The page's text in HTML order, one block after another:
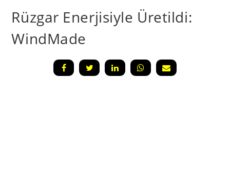
Rüzgar Enerjisiyle Üretildi:
WindMade